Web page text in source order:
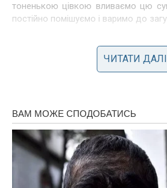
тоненькою цівкою вливаємо цю
постійно помішуємо і варимо до
М’яке масло збити, поступово
кімнатної температури, збиваємо
лимона. До частини готового
ванільним і шоколадним.
Начиняємо тістечка також
робимо надріз знизу і чайною
Смачного!
ЧИТАТИ ДАЛІ